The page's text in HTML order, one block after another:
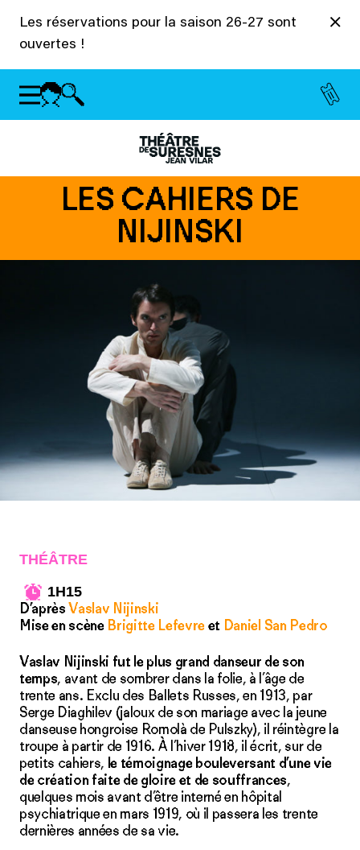
Les réservations pour la saison 26-27 sont
ouvertes !
LES CAHIERS DE
NIJINSKI
THÉÂTRE
1H15
D’aprèsVaslav Nijinski
Mise en scène Brigitte Lefevre et Daniel San Pedro
Vaslav Nijinski fut le plus grand danseur de son
temps, avant de sombrer dans la folie, à l’âge de
trente ans. Exclu des Ballets Russes, en 1913, par
Serge Diaghilev (jaloux de son mariage avec la jeune
danseuse hongroise Romolà de Pulszky), il réintègre la
troupe à partir de 1916. À l’hiver 1918, il écrit, sur de
petits cahiers, le témoignage bouleversant d’une vie
de création faite de gloire et de souffrances,
quelques mois avant d’être interné en hôpital
psychiatrique en mars 1919, où il passera les trente
dernières années de sa vie.